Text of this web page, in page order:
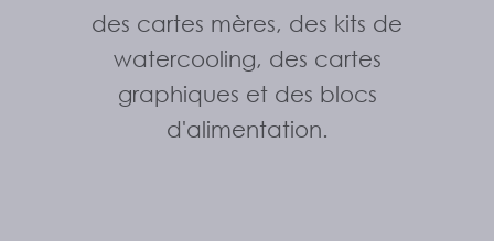
des cartes mères, des kits de
watercooling, des cartes
graphiques et des blocs
d'alimentation.